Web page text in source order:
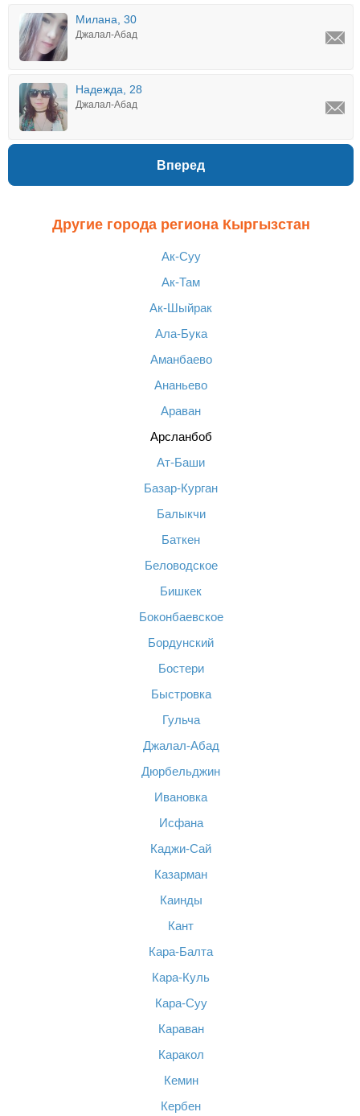
Милана, 30
Джалал-Абад
Надежда, 28
Джалал-Абад
Вперед
Другие города региона Кыргызстан
Ак-Суу
Ак-Там
Ак-Шыйрак
Ала-Бука
Аманбаево
Ананьево
Араван
Арсланбоб
Ат-Баши
Базар-Курган
Балыкчи
Баткен
Беловодское
Бишкек
Боконбаевское
Бордунский
Бостери
Быстровка
Гульча
Джалал-Абад
Дюрбельджин
Ивановка
Исфана
Каджи-Сай
Казарман
Каинды
Кант
Кара-Балта
Кара-Куль
Кара-Суу
Караван
Каракол
Кемин
Кербен